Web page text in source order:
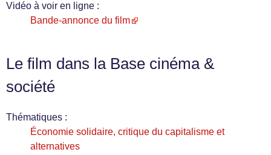
Vidéo à voir en ligne :
Bande-annonce du film
Le film dans la Base cinéma &
société
Thématiques :
Économie solidaire, critique du capitalisme et
alternatives